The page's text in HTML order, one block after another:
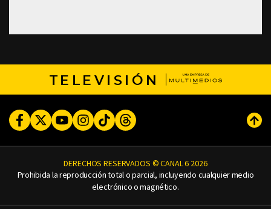
TELEVISIÓN
FacebookTwitterYoutubeInstagram
TikTokThreads
DERECHOS RESERVADOS © CANAL 6 2026
Prohibida la reproducción total o parcial, incluyendo cualquier medio
electrónico o magnético.